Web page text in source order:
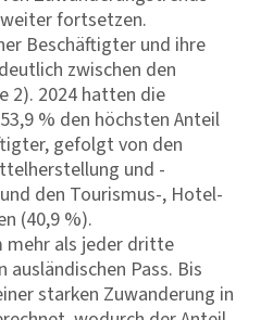
fortsetzen.
Beschäftigter und ihre
zwischen den
2). 2024 hatten die
% den höchsten Anteil
gefolgt von den
und -
den Tourismus-, Hotel-
(40,9 %).
mehr als jeder dritte
Pass. Bis
starken Zuwanderung in